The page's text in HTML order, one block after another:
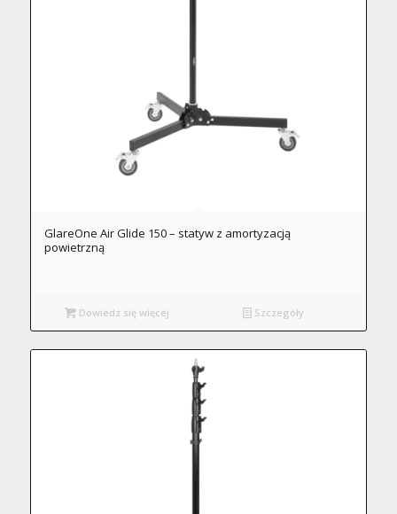
GlareOne Air Glide 150 – statyw z amortyzacją
powietrzną
Dowiedz się więcej Szczegóły